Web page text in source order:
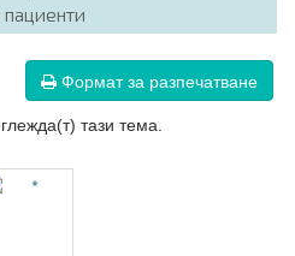
Формат за разпечатване
тази тема.